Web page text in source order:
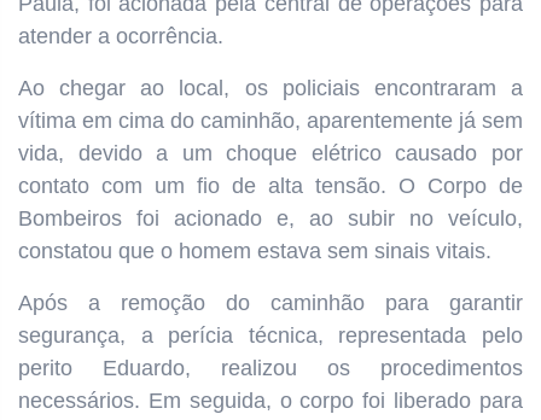
atender a ocorrência.
Ao chegar ao local, os policiais encontraram a
vítima em cima do caminhão, aparentemente já sem
vida, devido a um choque elétrico causado por
contato com um fio de alta tensão. O Corpo de
Bombeiros foi acionado e, ao subir no veículo,
constatou que o homem estava sem sinais vitais.
Após a remoção do caminhão para garantir
segurança, a perícia técnica, representada pelo
perito Eduardo, realizou os procedimentos
necessários. Em seguida, o corpo foi liberado para